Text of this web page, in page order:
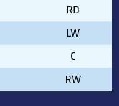
RD
LW
C
RW